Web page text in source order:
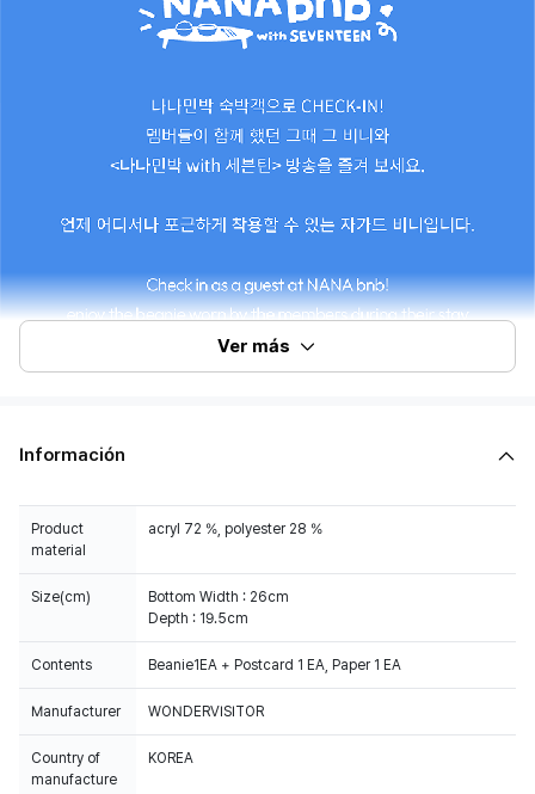
Ver más
Información
Product
material
acryl 72 %, polyester 28 %
Size(cm)
Bottom Width : 26cm
Depth : 19.5cm
Contents Beanie1EA + Postcard 1 EA, Paper 1 EA
Manufacturer WONDERVISITOR
Country of
manufacture
KOREA